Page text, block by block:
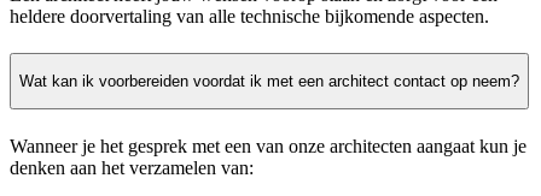
heldere doorvertaling van alle technische bijkomende aspecten.
Wat kan ik voorbereiden voordat ik met een architect contact op neem?
Wanneer je het gesprek met een van onze architecten aangaat kun je
denken aan het verzamelen van: